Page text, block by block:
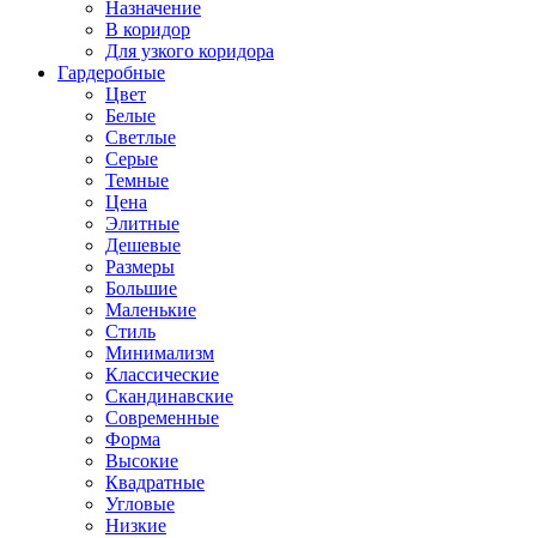
Назначение
В коридор
Для узкого коридора
Гардеробные
Цвет
Белые
Светлые
Серые
Темные
Цена
Элитные
Дешевые
Размеры
Большие
Маленькие
Стиль
Минимализм
Классические
Скандинавские
Современные
Форма
Высокие
Квадратные
Угловые
Низкие